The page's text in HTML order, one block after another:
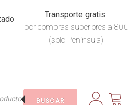
Transporte gratis
por compras superiores a 80€
(solo Península)
BUSCAR